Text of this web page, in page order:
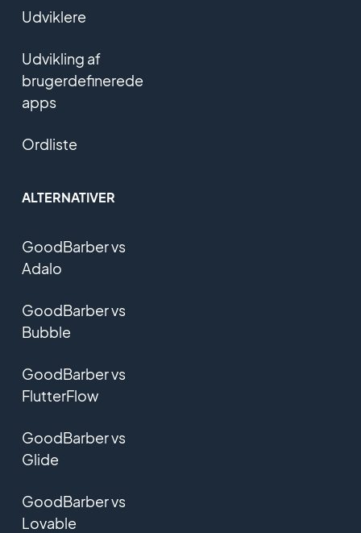
Udviklere
Udvikling af
brugerdefinerede
apps
Ordliste
ALTERNATIVER
GoodBarber vs
Adalo
GoodBarber vs
Bubble
GoodBarber vs
FlutterFlow
GoodBarber vs
Glide
GoodBarber vs
Lovable